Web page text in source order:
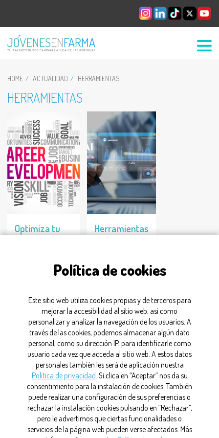
HOME ACTUALIDAD HERRAMIENTAS
HERRAMIENTAS
Optimiza tu
farmacéuticos
Herramientas
científicos
Herramientas
CONTACTO
MAPA WEB
AVISO LEGAL
POLÍTICA DE PRIVACIDAD
Política de cookies
Este sitio web utiliza cookies propias y de terceros para
mejorar la accesibilidad al sitio web, así como
personalizar y analizar la navegación de los usuarios. A
través de las cookies, podemos almacenar algún dato
personal, como su dirección IP, para identificarle como
usuario cada vez que acceda al sitio web. A estos datos
personales también les será de aplicación nuestra
Política de privacidad. Si clica en “Aceptar” nos da su
consentimiento para la instalación de cookies. También
puede realizar una configuración de sus preferencias o
rechazar la instalación cookies pulsando en “Rechazar”,
pero le advertimos que ciertas funcionalidades o
servicios de la página web pueden verse afectados. Más